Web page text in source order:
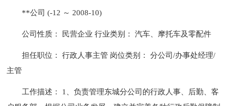
**公司 (-12 ～ 2008-10)
公司性质： 民营企业 行业类别： 汽车、摩托车及零配件
担任职位： 行政人事主管 岗位类别： 分公司/办事处经理/
主管
工作描述： 1、负责管理东城分公司的行政人事、后勤、客